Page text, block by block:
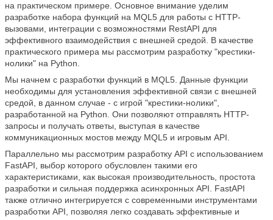
на практическом примере. Основное внимание уделим
разработке набора функций на MQL5 для работы с HTTP-
вызовами, интеграции с возможностями RestAPI для
эффективного взаимодействия с внешней средой. В качестве
практического примера мы рассмотрим разработку "крестики-
нолики" на Python.
Мы начнем с разработки функций в MQL5. Данные функции
необходимы для установления эффективной связи с внешней
средой, в данном случае - с игрой "крестики-нолики",
разработанной на Python. Они позволяют отправлять HTTP-
запросы и получать ответы, выступая в качестве
коммуникационных мостов между MQL5 и игровым API.
Параллельно мы рассмотрим разработку API с использованием
FastAPI, выбор которого обусловлен такими его
характеристиками, как высокая производительность, простота
разработки и сильная поддержка асинхронных API. FastAPI
также отлично интегрируется с современными инструментами
разработки API, позволяя легко создавать эффективные и